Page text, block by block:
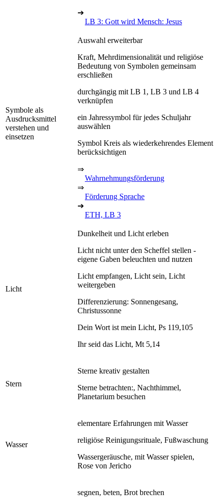
➔
LB 3: Gott wird Mensch: Jesus
Symbole als
Ausdrucksmittel
verstehen und
einsetzen
Auswahl erweiterbar
Kraft, Mehrdimensionalität und religiöse
Bedeutung von Symbolen gemeinsam
erschließen
durchgängig mit LB 1, LB 3 und LB 4
verknüpfen
ein Jahressymbol für jedes Schuljahr
auswählen
Symbol Kreis als wiederkehrendes Element
berücksichtigen
⇒
Wahrnehmungsförderung
⇒
Förderung Sprache
➔
ETH, LB 3
Licht
Dunkelheit und Licht erleben
Licht nicht unter den Scheffel stellen -
eigene Gaben beleuchten und nutzen
Licht empfangen, Licht sein, Licht
weitergeben
Differenzierung: Sonnengesang,
Christussonne
Dein Wort ist mein Licht, Ps 119,105
Ihr seid das Licht, Mt 5,14
Stern
Sterne kreativ gestalten
Sterne betrachten:, Nachthimmel,
Planetarium besuchen
Wasser
elementare Erfahrungen mit Wasser
religiöse Reinigungsrituale, Fußwaschung
Wassergeräusche, mit Wasser spielen,
Rose von Jericho
segnen, beten, Brot brechen